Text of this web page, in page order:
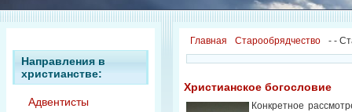
Направления в
христианстве:
Адвентисты
Главная -
Старообрядчество -
Христианское богословие
Конкретное